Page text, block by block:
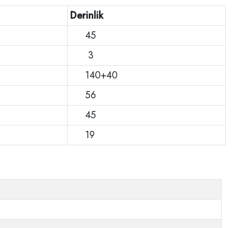
Derinlik
45
3
140+40
56
45
19